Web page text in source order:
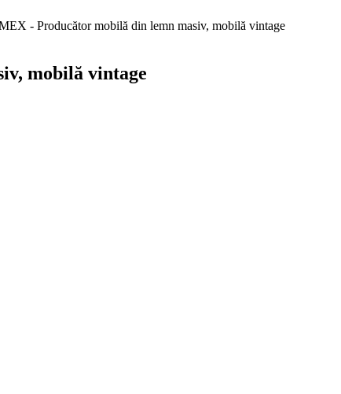
- Producător mobilă din lemn masiv, mobilă vintage
mobilă vintage